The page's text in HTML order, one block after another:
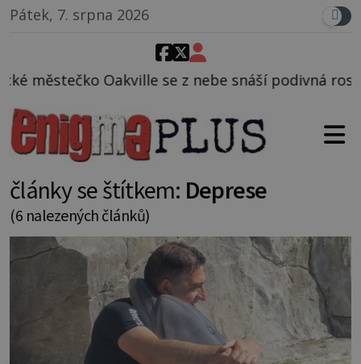
Pátek, 7. srpna 2026
snáší podivná rosolovitá látka neznámého
články se štítkem: Deprese
(6 nalezených článků)